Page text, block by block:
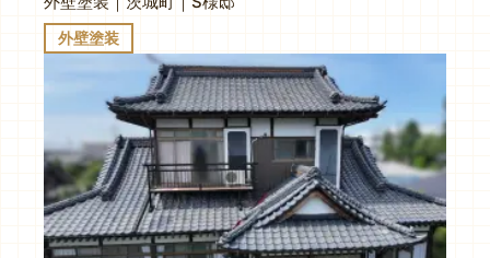
外壁塗装